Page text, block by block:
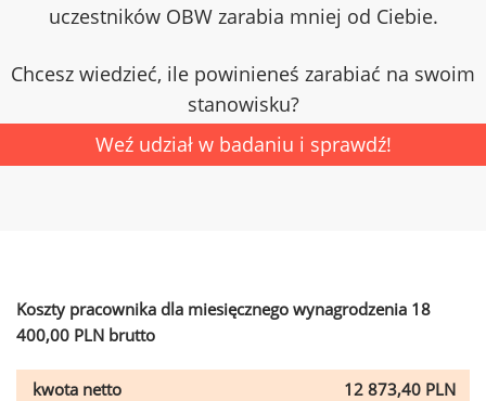
uczestników OBW zarabia mniej od Ciebie.
Chcesz wiedzieć, ile powinieneś zarabiać na swoim
stanowisku?
Weź udział w badaniu i sprawdź!
Koszty pracownika dla miesięcznego wynagrodzenia 18
400,00 PLN brutto
kwota netto
12 873,40 PLN